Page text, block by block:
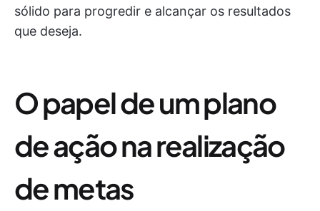
sólido para progredir e alcançar os resultados
que deseja.
O papel de um plano
de ação na realização
de metas